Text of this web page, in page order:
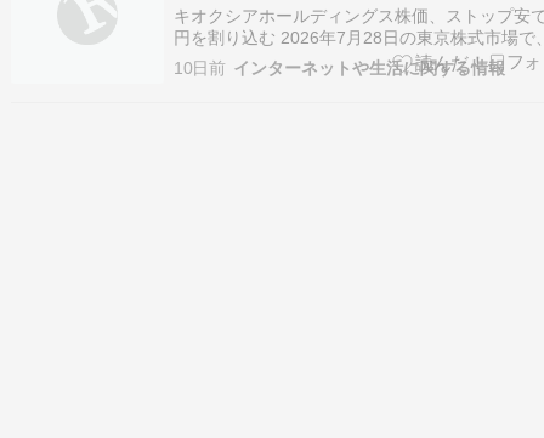
キオクシアホールディングス株価、ストップ安
円を割り込む 2026年7月28日の東京株式市場で
導体メモリー大手のキオクシアホールディング
（証券コード：285A、東証プライム）の株価が
10日前 インターネットや生活に関する情報